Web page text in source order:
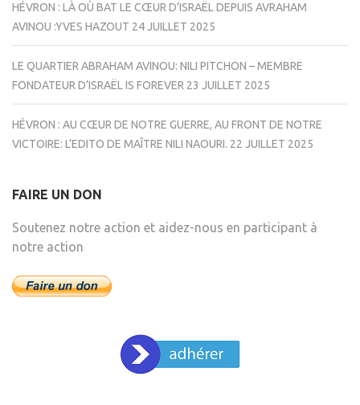
HÉVRON : LÀ OÙ BAT LE CŒUR D’ISRAËL DEPUIS AVRAHAM
AVINOU :YVES HAZOUT 24 JUILLET 2025
LE QUARTIER ABRAHAM AVINOU: NILI PITCHON – MEMBRE
FONDATEUR D’ISRAËL IS FOREVER 23 JUILLET 2025
HÉVRON : AU CŒUR DE NOTRE GUERRE, AU FRONT DE NOTRE
VICTOIRE: L’EDITO DE MAÎTRE NILI NAOURI. 22 JUILLET 2025
FAIRE UN DON
Soutenez notre action et aidez-nous en participant à
notre action